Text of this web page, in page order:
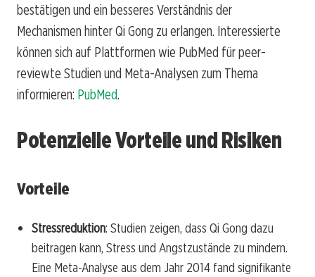
bestätigen und ein besseres Verständnis der
Mechanismen hinter Qi Gong zu erlangen. Interessierte
können sich auf Plattformen wie PubMed für peer-
reviewte Studien und Meta-Analysen zum Thema
informieren: PubMed.
Potenzielle Vorteile und Risiken
Vorteile
Stressreduktion: Studien zeigen, dass Qi Gong dazu
beitragen kann, Stress und Angstzustände zu mindern.
Eine Meta-Analyse aus dem Jahr 2014 fand signifikante